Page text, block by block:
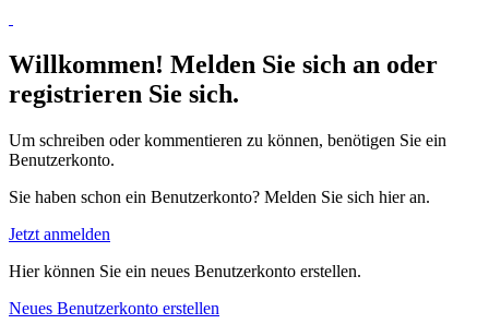
Willkommen! Melden Sie sich an oder
registrieren Sie sich.
Um schreiben oder kommentieren zu können, benötigen Sie ein
Benutzerkonto.
Sie haben schon ein Benutzerkonto? Melden Sie sich hier an.
Jetzt anmelden
Hier können Sie ein neues Benutzerkonto erstellen.
Neues Benutzerkonto erstellen